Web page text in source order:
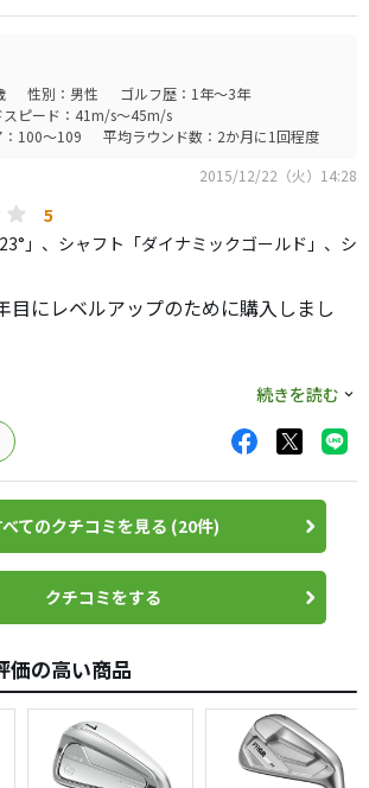
性別：男性
ゴルフ歴：1年～3年
スピード：41m/s～45m/s
100～109
平均ラウンド数：2か月に1回程度
2015/12/22（火）14:28
5
」、シャフト「ダイナミックゴールド」、シ
目にレベルアップのために購入しまし
けあって芯を外せば手がしびれますが、
、打った感触がないくらいの快感で
いので練習の日々ですが、他のクラブ
ながらも、結局はこのクラブに戻って
メージで気にいっていますし、他社の
指す方には良いクラブと思います。
続きを読む
べてのクチコミを見る (20件)
クチコミをする
価の高い商品